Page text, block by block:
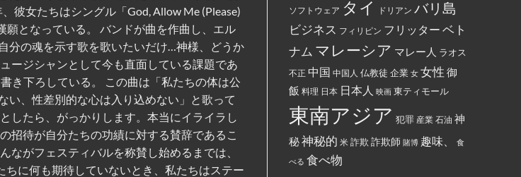
彼女たちはシングル「God, Allow Me (Please)
となっている。 バンドが曲を作曲し、エル
分の魂を示す歌を歌いたいだけ…神様、どうか
ージシャンとして今も直面している課題であ
き下ろしている。 この曲は「私たちの体は公
い、性差別的な心は入り込めない」と歌って
したら、がっかりします。本当にイライラし
招待が自分たちの功績に対する賛辞であるこ
ながフェスティバルを称賛し始めるまでは、
に何も期待していないとき、私たちはステー
さ
れ
て
い
ス
ム
教
と
記
す
よ
強
制
れ
て
い
る。
っ
お
で
ん
を
部
ち
け
た。
ソフトウェア タイ ドリアン バリ島
ビジネス フィリピン フリッター ベト
ナム マレーシア マレー人 ラオス
不正 中国 中国人 仏教徒 企業 女 女性 御
飯 料理 日本 日本人 映画 東ティモール
東南アジア 犯罪 産業 石油 神
秘神秘的 米 詐欺 詐欺師 賭博 趣味、 食
べる 食べ物